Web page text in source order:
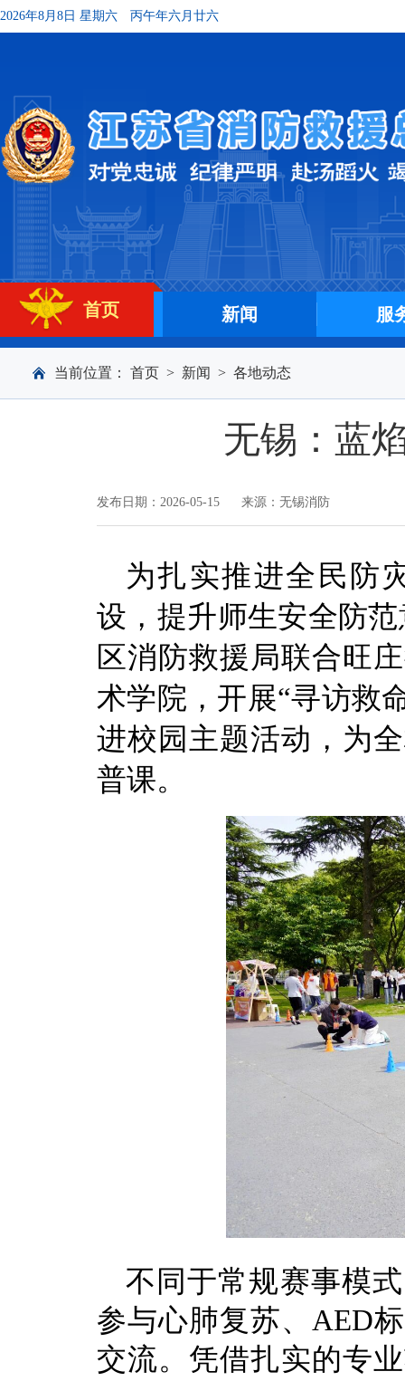
2026年8月8日 星期六 丙午年六月廿六
首页 新闻 服
当前位置： 首页 > 新闻 > 各地动态
无锡：蓝
发布日期：2026-05-15 来源：无锡消防
为扎实推进全民防
设，提升师生安全防
区消防救援局联合旺
术学院，开展“寻访救
进校园主题活动，为
普课。
不同于常规赛事模
参与心肺复苏、AED
交流。凭借扎实的专